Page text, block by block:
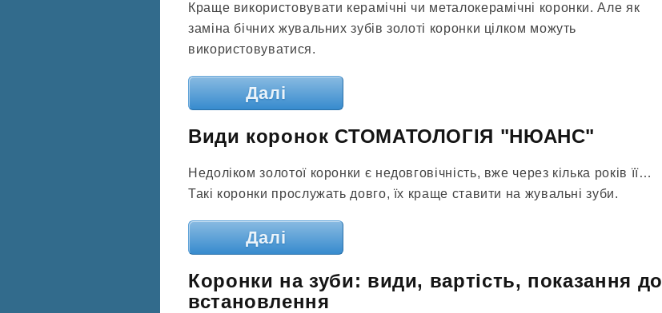
Краще використовувати керамічні чи металокерамічні коронки. Але як
заміна бічних жувальних зубів золоті коронки цілком можуть
використовуватися.
Далі
Види коронок СТОМАТОЛОГІЯ "НЮАНС"
Недоліком золотої коронки є недовговічність, вже через кілька років її…
Такі коронки прослужать довго, їх краще ставити на жувальні зуби.
Далі
Коронки на зуби: види, вартість, показання до
встановлення